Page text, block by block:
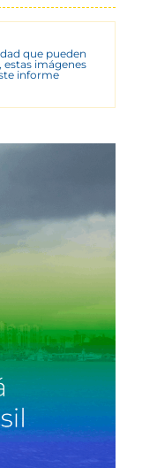
que pueden
estas imágenes
informe